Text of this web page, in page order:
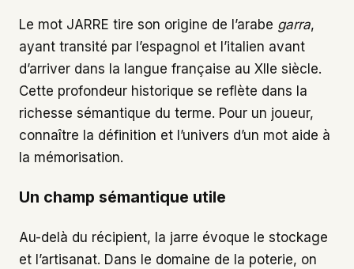
Le mot JARRE tire son origine de l’arabe garra,
ayant transité par l’espagnol et l’italien avant
d’arriver dans la langue française au XIIe siècle.
Cette profondeur historique se reflète dans la
richesse sémantique du terme. Pour un joueur,
connaître la définition et l’univers d’un mot aide à
la mémorisation.
Un champ sémantique utile
Au-delà du récipient, la jarre évoque le stockage
et l’artisanat. Dans le domaine de la poterie, on